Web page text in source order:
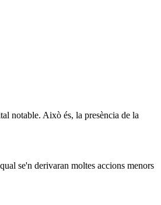
notable. Això és, la presència de la
se'n derivaran moltes accions menors